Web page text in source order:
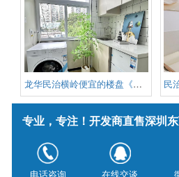
龙华民治横岭便宜的楼盘《民治中
专业，专注！开发商直售深圳
版权信息：深圳小产权信
电话咨询 在线交谈